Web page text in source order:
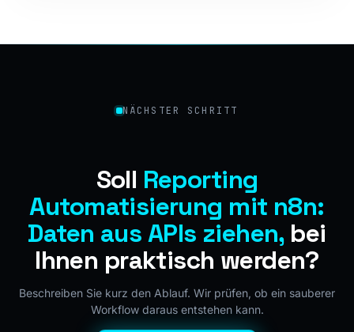
NÄCHSTER SCHRITT
Soll Reporting
Automatisierung mit n8n:
Daten aus APIs ziehen,bei
Ihnen praktisch werden?
Beschreiben Sie kurz den Ablauf. Wir prüfen, ob ein sauberer
Workflow daraus entstehen kann.